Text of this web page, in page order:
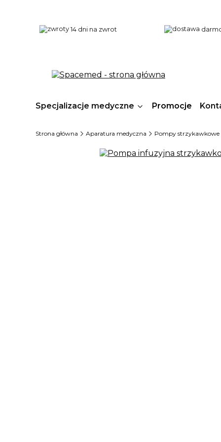
14 dni na zwrot
Specjalizacje medyczne Promocje
Strona główna Aparatura medyczna Pompy strzykawkowe